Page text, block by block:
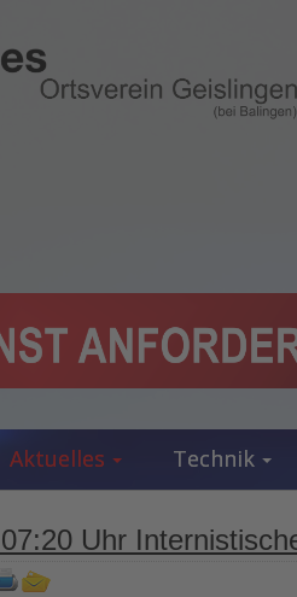
Aktuelles Technik
Uhr